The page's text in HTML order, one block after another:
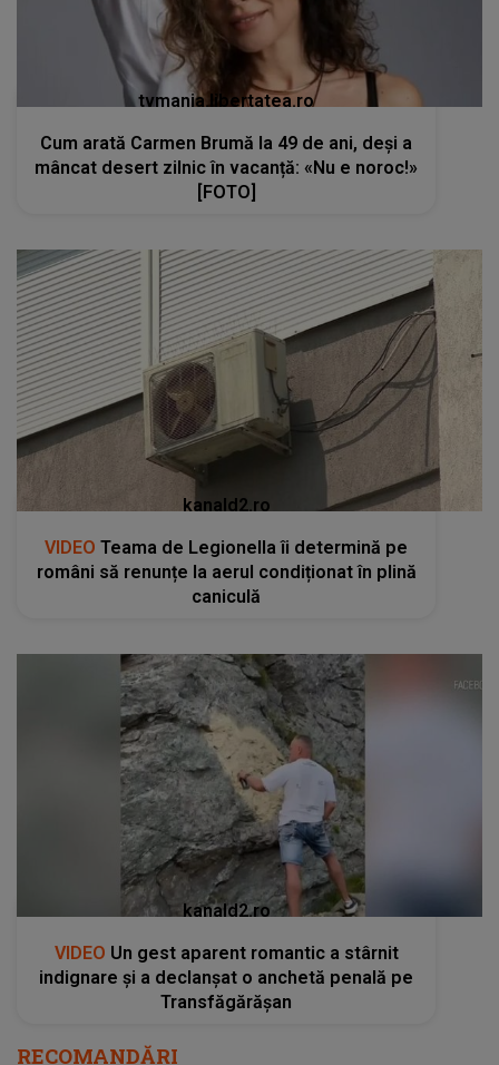
tvmania.libertatea.ro
Cum arată Carmen Brumă la 49 de ani, deși a
mâncat desert zilnic în vacanță: «Nu e noroc!»
[FOTO]
kanald2.ro
VIDEO Teama de Legionella îi determină pe
români să renunțe la aerul condiționat în plină
caniculă
kanald2.ro
VIDEO Un gest aparent romantic a stârnit
indignare și a declanșat o anchetă penală pe
Transfăgărășan
RECOMANDĂRI